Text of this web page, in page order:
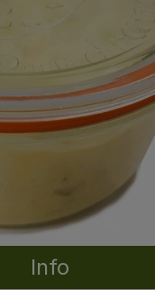
Info